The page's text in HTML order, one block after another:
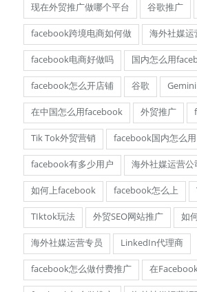
现在外贸推广做哪个平台 谷歌推广
facebook跨境电商如何做 海外社媒运
facebook电商好做吗 国内怎么用
facebook怎么开店铺 谷歌 Gemini
在中国怎么用facebook 外贸推广
Tik Tok外贸营销 facebook国内怎么用
facebook有多少用户 海外社媒运营公
如何上facebook facebook怎么上
TIktok玩法 外贸SEO网站推广 如
海外社媒运营专员 LinkedIn代理商
facebook怎么做付费推广 在